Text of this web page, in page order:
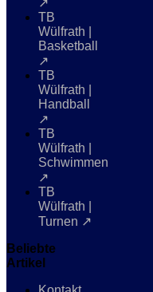
↗
TB
Wülfrath |
Basketball
↗
TB
Wülfrath |
Handball
↗
TB
Wülfrath |
Schwimmen
↗
TB
Wülfrath |
Turnen ↗
Beliebte
Artikel